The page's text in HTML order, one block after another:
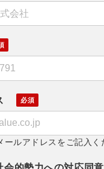
ルアドレスをご記入く